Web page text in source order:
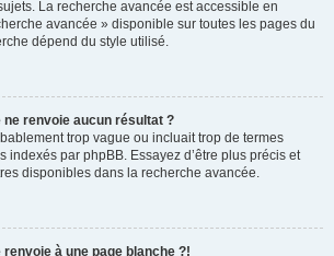
La recherche avancée est accessible en
avancée » disponible sur toutes les pages du
dépend du style utilisé.
renvoie aucun résultat ?
trop vague ou incluait trop de termes
indexés par phpBB. Essayez d’être plus précis et
disponibles dans la recherche avancée.
à une page blanche ?!